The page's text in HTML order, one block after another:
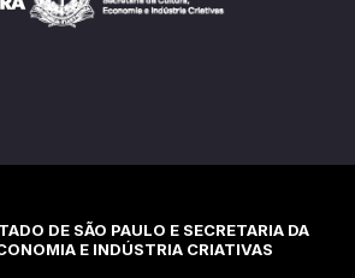
DE SÃO PAULO E SECRETARIA DA
E INDÚSTRIA CRIATIVAS